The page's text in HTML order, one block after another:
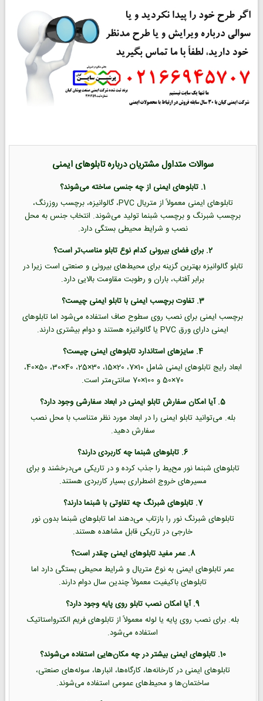
سوالات متداول مشتریان درباره تابلوهای ایمنی
1. تابلوهای ایمنی از چه جنسی ساخته می‌شوند؟
تابلوهای ایمنی معمولاً از متریال PVC، گالوانیزه، برچسب روزرنگ،
برچسب شبرنگ و برچسب شبنما تولید می‌شوند. انتخاب جنس به محل
نصب و شرایط محیطی بستگی دارد.
2. برای فضای بیرونی کدام نوع تابلو مناسب‌تر است؟
تابلو گالوانیزه بهترین گزینه برای محیط‌های بیرونی و صنعتی است زیرا در
برابر آفتاب، باران و رطوبت مقاومت بالایی دارد.
3. تفاوت برچسب ایمنی با تابلو ایمنی چیست؟
برچسب ایمنی برای نصب روی سطوح صاف استفاده می‌شود اما تابلوهای
ایمنی دارای ورق PVC یا گالوانیزه هستند و دوام بیشتری دارند.
4. سایزهای استاندارد تابلوهای ایمنی چیست؟
ابعاد رایج تابلوهای ایمنی شامل 10×7، 20×15، 30×25، 40×30، 50×40،
70×50 و 100×70 سانتی‌متر است.
5. آیا امکان سفارش تابلو ایمنی در ابعاد سفارشی وجود دارد؟
بله. می‌توانید تابلو ایمنی را در ابعاد مورد نظر متناسب با محل نصب
سفارش دهید.
6. تابلوهای شبنما چه کاربردی دارند؟
تابلوهای شبنما نور محیط را جذب کرده و در تاریکی می‌درخشند و برای
مسیرهای خروج اضطراری بسیار کاربردی هستند.
7. تابلوهای شبرنگ چه تفاوتی با شبنما دارند؟
تابلوهای شبرنگ نور را بازتاب می‌دهند اما تابلوهای شبنما بدون نور
خارجی در تاریکی قابل مشاهده هستند.
8. عمر مفید تابلوهای ایمنی چقدر است؟
عمر تابلوهای ایمنی به نوع متریال و شرایط محیطی بستگی دارد اما
تابلوهای باکیفیت معمولاً چندین سال دوام دارند.
9. آیا امکان نصب تابلو روی پایه وجود دارد؟
بله. برای نصب روی پایه یا لوله معمولاً از تابلوهای فریم الکترواستاتیک
استفاده می‌شود.
10. تابلوهای ایمنی بیشتر در چه مکان‌هایی استفاده می‌شوند؟
تابلوهای ایمنی در کارخانه‌ها، کارگاه‌ها، انبارها، سوله‌های صنعتی،
ساختمان‌ها و محیط‌های عمومی استفاده می‌شوند.